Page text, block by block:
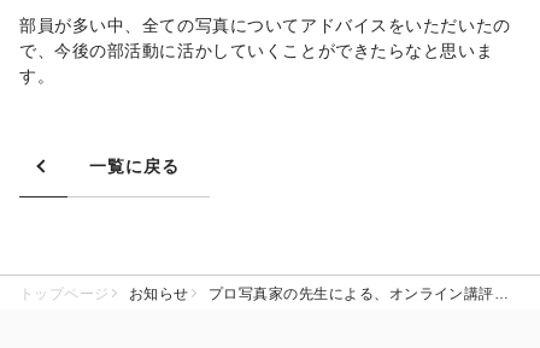
部員が多い中、全ての写真についてアドバイスをいただいたの
で、今後の部活動に活かしていくことができたらなと思いま
す。
一覧に戻る
トップページ お知らせ プロ写真家の先生による、オンライン講評会を実施。